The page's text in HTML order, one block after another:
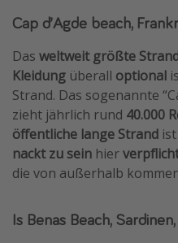
Cap d’Agde beach,
Das weltweit größte
Kleidung überall optional
Strand. Das sogenannte
zieht jährlich rund 40.000
öffentliche lange Strand
nackt zu sein hier
die von außerhalb
Is Benas Beach,